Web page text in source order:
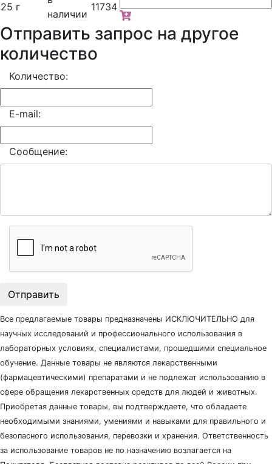
25 г
наличии
11734
Отправить запрос на другое
количество
Количество:
E-mail:
Сообщение:
Отправить
Все предлагаемые товары предназначены ИСКЛЮЧИТЕЛЬНО для
научных исследований и профессионального использования в
лабораторных условиях, специалистами, прошедшими специальное
обучение. Данные товары не являются лекарственными
(фармацевтическими) препаратами и не подлежат использованию в
сфере обращения лекарственных средств для людей и животных.
Приобретая данные товары, вы подтверждаете, что обладаете
необходимыми знаниями, умениями и навыками для правильного и
безопасного использования, перевозки и хранения. Ответственность
за использование товаров не по назначению возлагается на